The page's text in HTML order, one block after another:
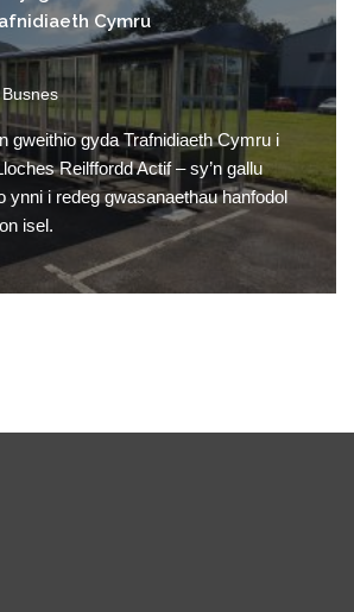
Cymru
gweithio gyda Trafnidiaeth Cymru i
Reilffordd Actif – sy’n gallu
ynni i redeg gwasanaethau hanfodol
isel.